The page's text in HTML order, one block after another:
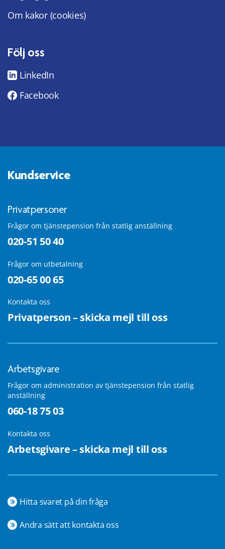
Om kakor (cookies)
Följ oss
LinkedIn
Facebook
Kundservice
Privatpersoner
Frågor om tjänstepension från statlig anställning
020-51 50 40
Frågor om utbetalning
020-65 00 65
Kontakta oss
Privatperson – skicka mejl till oss
Arbetsgivare
Frågor om administration av tjänstepension från statlig
anställning
060-18 75 03
Kontakta oss
Arbetsgivare – skicka mejl till oss
Hitta svaret på din fråga
Andra sätt att kontakta oss